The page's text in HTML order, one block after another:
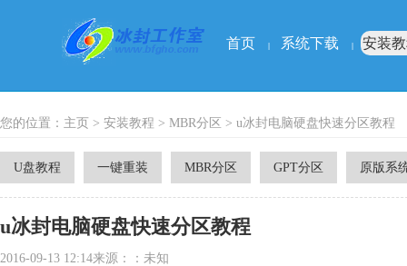
首页 系统下载 安装
您的位置： 主页 > 安装教程 > MBR分区 > u冰封电脑硬盘快速分区教程
U盘教程 一键重装 MBR分区 GPT分区 原版系
u冰封电脑硬盘快速分区教程
2016-09-13 12:14来源：：未知